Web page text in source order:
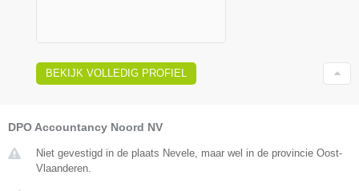
BEKIJK VOLLEDIG PROFIEL
DPO Accountancy Noord NV
Niet gevestigd in de plaats Nevele, maar wel in de provincie Oost-
Vlaanderen.